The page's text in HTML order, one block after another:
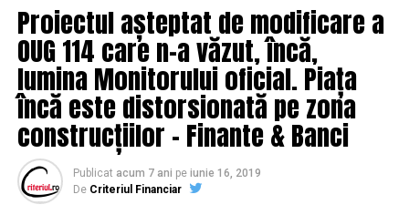
Proiectul așteptat de modificare a
OUG 114 care n-a văzut, încă,
lumina Monitorului oficial. Piața
încă este distorsionată pe zona
construcțiilor – Finante & Banci
Publicat acum 7 ani pe iunie 16, 2019
De Criteriul Financiar